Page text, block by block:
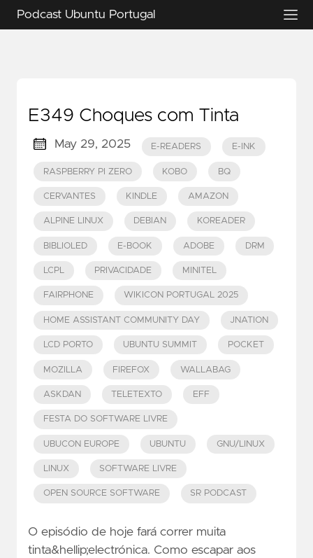
Podcast Ubuntu Portugal
E349 Choques com Tinta
May 29, 2025 E-READERS E-INK
RASPBERRY PI ZERO KOBO BQ
CERVANTES KINDLE AMAZON
ALPINE LINUX DEBIAN KOREADER
BIBLIOLED E-BOOK ADOBE DRM
LCPL PRIVACIDADE MINITEL
FAIRPHONE WIKICON PORTUGAL 2025
HOME ASSISTANT COMMUNITY DAY JNATION
LCD PORTO UBUNTU SUMMIT POCKET
MOZILLA FIREFOX WALLABAG
ASKDAN TELETEXTO EFF
FESTA DO SOFTWARE LIVRE
UBUCON EUROPE UBUNTU GNU/LINUX
LINUX SOFTWARE LIVRE
OPEN SOURCE SOFTWARE SR PODCAST
O episódio de hoje fará correr muita
tinta&hellip;electrónica. Como escapar aos